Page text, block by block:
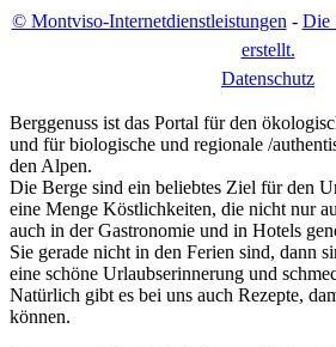
© Montviso-Internetdienstleistungen - Die
erstellt.
Datenschutz
Berggenuss ist das Portal für den
und für biologische und regionale /
den Alpen.
Die Berge sind ein beliebtes Ziel für den
eine Menge Köstlichkeiten, die nicht nur
auch in der Gastronomie und in Hotels
Sie gerade nicht in den Ferien sind, dann
eine schöne Urlaubserinnerung und
Natürlich gibt es bei uns auch Rezepte,
können.